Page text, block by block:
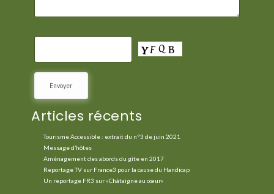
Articles récents
Tourisme Accessible : extrait du n°3 de juin 2021
Message d’hôtes
Aménagement des abords du gîte en 2017
Reportage TV sur France3 pour la cause du Handicap
Un reportage FR3 sur «Châtaigne au cœur»